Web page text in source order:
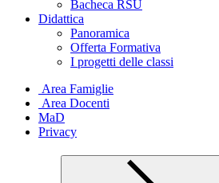
Bacheca RSU
Didattica
Panoramica
Offerta Formativa
I progetti delle classi
Area Famiglie
Area Docenti
MaD
Privacy